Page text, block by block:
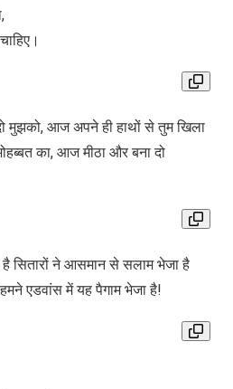
मुझको, आज अपने ही हाथों से तुम खिला
का, आज मीठा और बना दो
सितारों ने आसमान से सलाम भेजा है
एडवांस में यह पैगाम भेजा है!